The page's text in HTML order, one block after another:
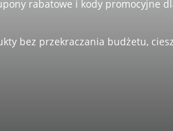
rabatowe i kody promocyjne
bez przekraczania budżetu,